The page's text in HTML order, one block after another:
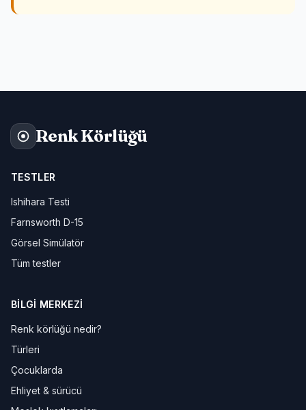
Renk Körlüğü
TESTLER
Ishihara Testi
Farnsworth D-15
Görsel Simülatör
Tüm testler
BILGI MERKEZI
Renk körlüğü nedir?
Türleri
Çocuklarda
Ehliyet & sürücü